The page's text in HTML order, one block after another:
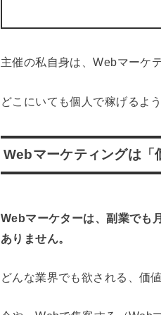
主催の私自身は、Webマーケ
どこにいても個人で稼げるよ
Webマーケティングは「
Webマーケターは、副業でも
ありません。
どんな業界でも欲される、価